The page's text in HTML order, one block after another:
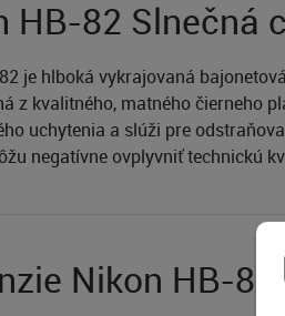
HB-82 Slnečná
je hlboká vykrajovaná
z kvalitného, matného čierneho
uchytenia a slúži pre
negatívne ovplyvniť technickú
Nikon HB-